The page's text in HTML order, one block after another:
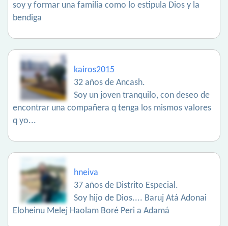
soy y formar una familia como lo estipula Dios y la
bendiga
kairos2015
32 años de Ancash.
Soy un joven tranquilo, con deseo de
encontrar una compañera q tenga los mismos valores
q yo...
hneiva
37 años de Distrito Especial.
Soy hijo de Dios.... Baruj Atá Adonai
Eloheinu Melej Haolam Boré Peri a Adamá